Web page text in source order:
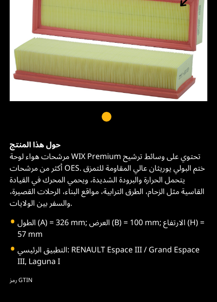
حول هذا المنتج
مرشحات هواء لوحة WIX Premium تحتوي على وسائط ترشيح
أكثر من مرشحات OES. ختم البولي يوريثان عالي المقاومة للتمزق
يتحمل الحرارة والبرودة الشديدة، ويحمي المحرك في القيادة
القاسية مثل الزحام، الطرق الترابية، مواقع البناء، الرحلات القصيرة،
والسفر بين الولايات.
الطول (A) = 326 mm; العرض (B) = 100 mm; الارتفاع (H) =
57 mm
التطبيق الرئيسي: RENAULT Espace III / Grand Espace
III, Laguna I
رمز GTIN